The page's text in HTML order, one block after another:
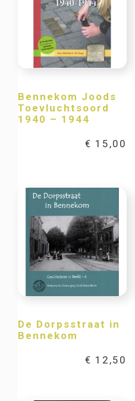
Bennekom Joods
Toevluchtsoord
1940 – 1944
€ 15,00
De Dorpsstraat in
Bennekom
€ 12,50